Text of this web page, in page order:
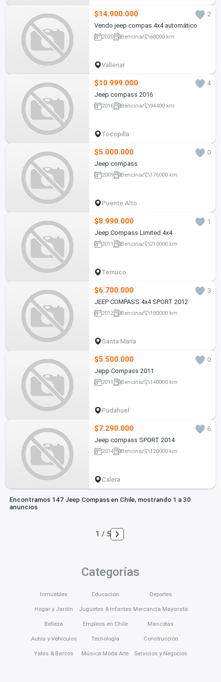
$14.900.000
2
Vendo jeep compas 4x4 automático
2020 Bencina 68000 km
Vallenar
$10.999.000
4
Jeep compass 2016
2016 Bencina 94400 km
Tocopilla
$5.000.000
0
Jeep compass
2009 Bencina 176000 km
Puente Alto
$8.990.000
1
Jeep Compass Limited 4x4
2011 Bencina 210000 km
Temuco
$6.700.000
3
JEEP COMPASS 4x4 SPORT 2012
2012 Bencina 180000 km
Santa María
$5.500.000
0
Jepp Compass 2011
2011 Bencina 140000 km
Pudahuel
$7.290.000
6
Jeep compass SPORT 2014
2014 Bencina 120000 km
Calera
Encontramos 147 Jeep Compass en Chile, mostrando 1 a 30
anuncios
1 / 5
Categorías
Inmuebles
Hogar y Jardín
Belleza
Autos y Vehículos
Yates & Barcos
Educación
Juguetes & Infantes
Empleos en Chile
Tecnología
Música Moda Arte
Deportes
Mercancía Mayorista
Mascotas
Construcción
Servicios y Negocios